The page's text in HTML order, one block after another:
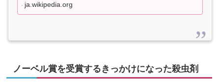
ja.wikipedia.org
ノーベル賞を受賞するきっかけになった殺虫剤